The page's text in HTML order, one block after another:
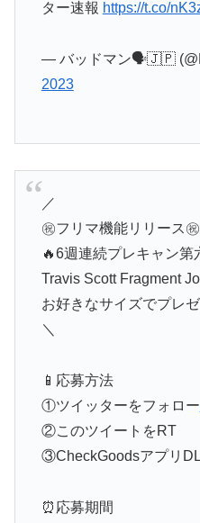
ター速報 https://t.co/
— バッドマン🗣🇯🇵
2023
／
㊗️フリマ機能リリース㊗️
🔥6週連続プレキャン第
Travis Scott Fragment
お好きなサイズでプレ
＼
📱応募方法
①ツイッターをフォロー
②このツイートをRT
③CheckGoodsアプリ
⏰応募期間